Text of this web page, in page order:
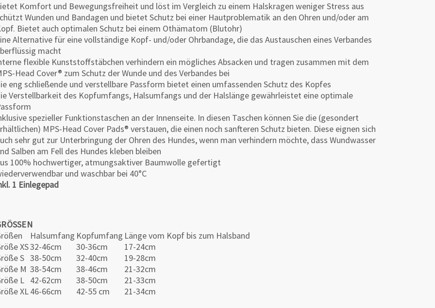
Komfort und Bewegungsfreiheit und löst im Vergleich zu einem Halskragen weniger Stress aus
Wunden und Bandagen und bietet Schutz bei einer Hautproblematik an den Ohren und/oder am
Bietet auch optimalen Schutz bei einem Othämatom (Blutohr)
Alternative für eine vollständige Kopf- und/oder Ohrbandage, die das Austauschen eines Verbandes
macht
flexible Kunststoffstäbchen verhindern ein mögliches Absacken und tragen zusammen mit dem
Head Cover® zum Schutz der Wunde und des Verbandes bei
eng schließende und verstellbare Passform bietet einen umfassenden Schutz des Kopfes
Verstellbarkeit des Kopfumfangs, Halsumfangs und der Halslänge gewährleistet eine optimale
spezieller Funktionstaschen an der Innenseite. In diesen Taschen können Sie die (gesondert
MPS-Head Cover Pads® verstauen, die einen noch sanfteren Schutz bieten. Diese eignen sich
sehr gut zur Unterbringung der Ohren des Hundes, wenn man verhindern möchte, dass Wundwasser
Salben am Fell des Hundes kleben bleiben
100% hochwertiger, atmungsaktiver Baumwolle gefertigt
und waschbar bei 40°C
1 Einlegepad
Halsumfang Kopfumfang Länge vom Kopf bis zum Halsband
XS32-46cm 30-36cm
17-24cm
S 38-50cm 32-40cm
19-28cm
M 38-54cm 38-46cm
21-32cm
L 42-62cm 38-50cm
21-33cm
XL46-66cm 42-55 cm 21-34cm